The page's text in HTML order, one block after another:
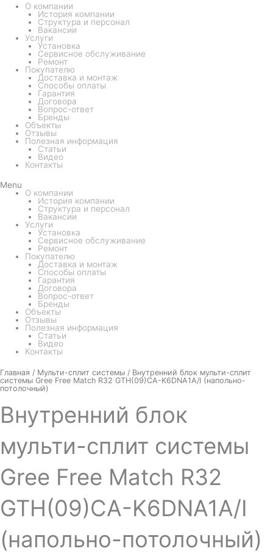
О компании
История компании
Структура и персонал
Вакансии
Услуги
Установка
Сервисное обслуживание
Ремонт
Покупателю
Доставка и монтаж
Способы оплаты
Гарантия
Договора
Вопрос-ответ
Бренды
Объекты
Отзывы
Полезная информация
Статьи
Видео
Контакты
Menu
О компании
История компании
Структура и персонал
Вакансии
Услуги
Установка
Сервисное обслуживание
Ремонт
Покупателю
Доставка и монтаж
Способы оплаты
Гарантия
Договора
Вопрос-ответ
Бренды
Объекты
Отзывы
Полезная информация
Статьи
Видео
Контакты
Главная / Мульти-сплит системы / Внутренний блок мульти-сплит
системы Gree Free Match R32 GTH(09)CA-K6DNA1A/I (напольно-
потолочный)
Внутренний блок
мульти-сплит системы
Gree Free Match R32
GTH(09)CA-K6DNA1A/I
(напольно-потолочный)
Количество
товара
Внутренний
сплит
системы
Match
R32
GTH(09)CA-
K6DNA1A/I
(напольно-
потолочный)